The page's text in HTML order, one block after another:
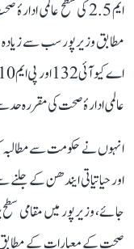
مطابق وزیرپور سب سے زیادہ
عالمی ادارۂ صحت کی مقررہ حد سے 3.3 گنا
انہوں نے حکومت سے مطالبہ
اور حیاتیاتی ایندھن کے جلنے
جائے، وزیرپور میں مقامی
صحت کے معیارات کے مطابق